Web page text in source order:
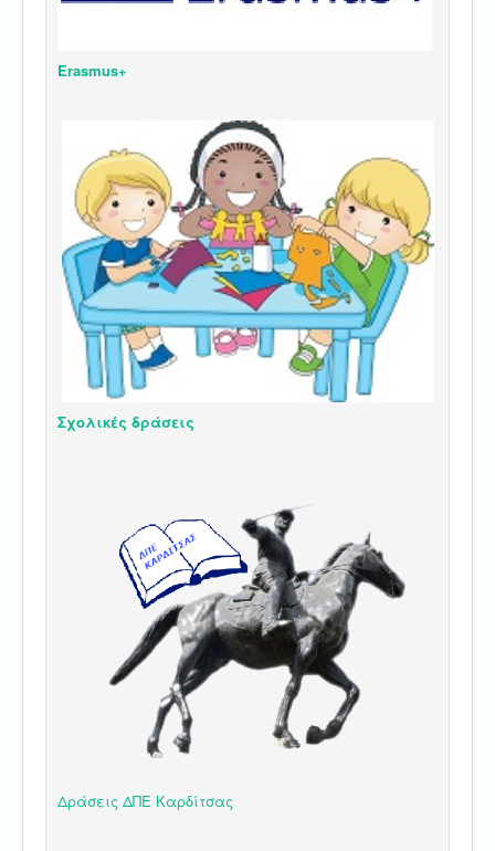
Erasmus+
Σχολικές δράσεις
Δράσεις ΔΠΕ Καρδίτσας